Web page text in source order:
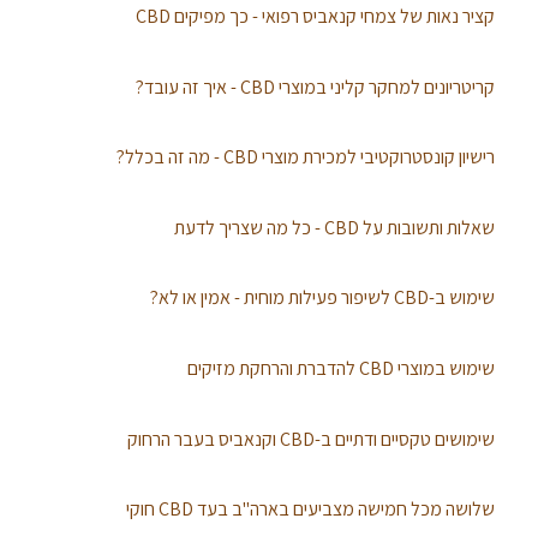
קציר נאות של צמחי קנאביס רפואי - כך מפיקים CBD
קריטריונים למחקר קליני במוצרי CBD - איך זה עובד?
רישיון קונסטרוקטיבי למכירת מוצרי CBD - מה זה בכלל?
שאלות ותשובות על CBD - כל מה שצריך לדעת
שימוש ב-CBD לשיפור פעילות מוחית - אמין או לא?
שימוש במוצרי CBD להדברת והרחקת מזיקים
שימושים טקסיים ודתיים ב-CBD וקנאביס בעבר הרחוק
שלושה מכל חמישה מצביעים בארה"ב בעד CBD חוקי